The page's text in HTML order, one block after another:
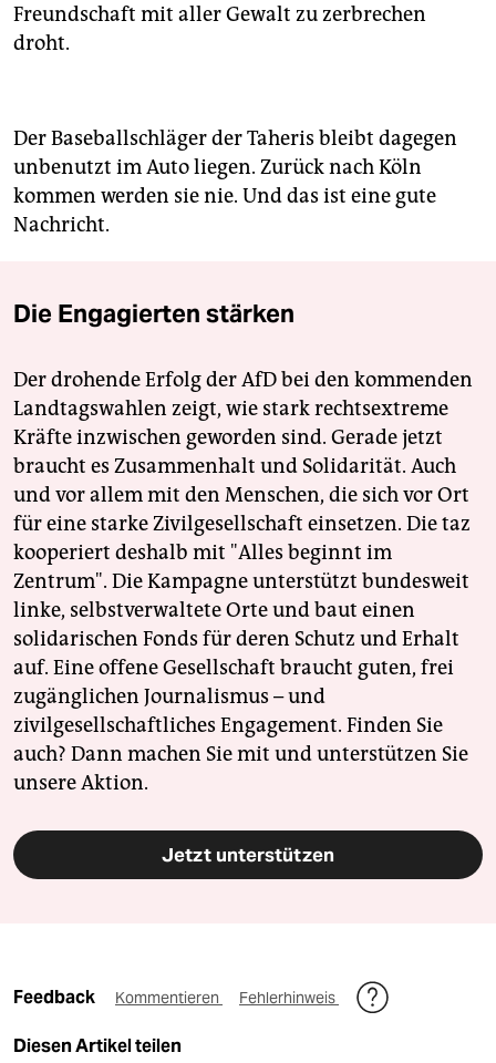
Freundschaft mit aller Gewalt zu zerbrechen
droht.
Der Baseballschläger der Taheris bleibt dagegen
unbenutzt im Auto liegen. Zurück nach Köln
kommen werden sie nie. Und das ist eine gute
Nachricht.
Die Engagierten stärken
Der drohende Erfolg der AfD bei den kommenden
Landtagswahlen zeigt, wie stark rechtsextreme
Kräfte inzwischen geworden sind. Gerade jetzt
braucht es Zusammenhalt und Solidarität. Auch
und vor allem mit den Menschen, die sich vor Ort
für eine starke Zivilgesellschaft einsetzen. Die taz
kooperiert deshalb mit "Alles beginnt im
Zentrum". Die Kampagne unterstützt bundesweit
linke, selbstverwaltete Orte und baut einen
solidarischen Fonds für deren Schutz und Erhalt
auf. Eine offene Gesellschaft braucht guten, frei
zugänglichen Journalismus – und
zivilgesellschaftliches Engagement. Finden Sie
auch? Dann machen Sie mit und unterstützen Sie
unsere Aktion.
Jetzt unterstützen
Feedback Kommentieren Fehlerhinweis
Diesen Artikel teilen